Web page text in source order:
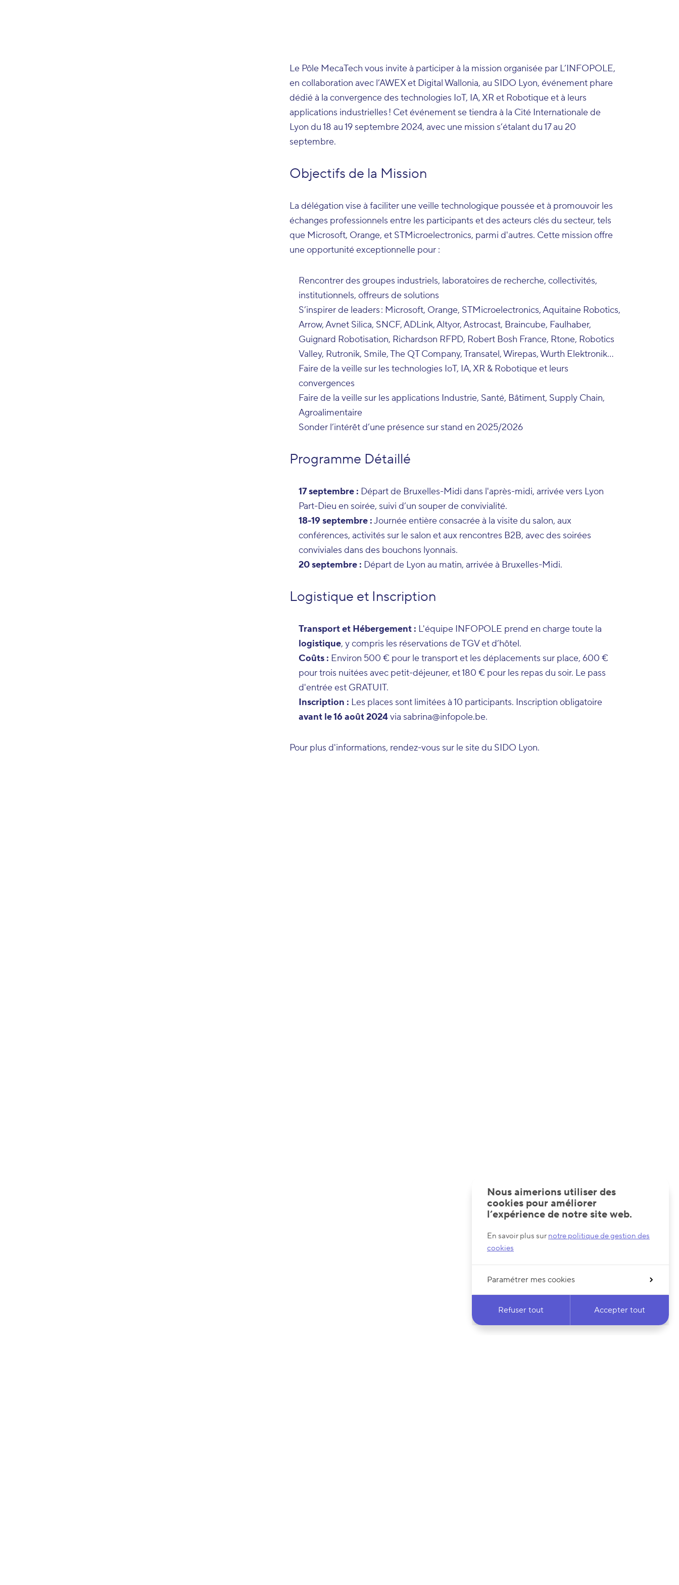
Le Pôle MecaTech vous invite à participer à la mission organisée par L’INFOPOLE,
en collaboration avec l’AWEX et Digital Wallonia, au SIDO Lyon, événement phare
dédié à la convergence des technologies IoT, IA, XR et Robotique et à leurs
applications industrielles ! Cet événement se tiendra à la Cité Internationale de
Lyon du 18 au 19 septembre 2024, avec une mission s’étalant du 17 au 20
septembre.
Objectifs de la Mission
La délégation vise à faciliter une veille technologique poussée et à promouvoir les
échanges professionnels entre les participants et des acteurs clés du secteur, tels
que Microsoft, Orange, et STMicroelectronics, parmi d'autres. Cette mission offre
une opportunité exceptionnelle pour :
Rencontrer des groupes industriels, laboratoires de recherche, collectivités,
institutionnels, offreurs de solutions
S’inspirer de leaders : Microsoft, Orange, STMicroelectronics, Aquitaine Robotics,
Arrow, Avnet Silica, SNCF, ADLink, Altyor, Astrocast, Braincube, Faulhaber,
Guignard Robotisation, Richardson RFPD, Robert Bosh France, Rtone, Robotics
Valley, Rutronik, Smile, The QT Company, Transatel, Wirepas, Wurth Elektronik…
Faire de la veille sur les technologies IoT, IA, XR & Robotique et leurs
convergences
Faire de la veille sur les applications Industrie, Santé, Bâtiment, Supply Chain,
Agroalimentaire
Sonder l’intérêt d’une présence sur stand en 2025/2026
Programme Détaillé
17 septembre : Départ de Bruxelles-Midi dans l'après-midi, arrivée vers Lyon
Part-Dieu en soirée, suivi d’un souper de convivialité.
18-19 septembre :Journée entière consacrée à la visite du salon, aux
conférences, activités sur le salon et aux rencontres B2B, avec des soirées
conviviales dans des bouchons lyonnais.
20 septembre : Départ de Lyon au matin, arrivée à Bruxelles-Midi.
Logistique et Inscription
Transport et Hébergement : L'équipe INFOPOLE prend en charge toute la
logistique, y compris les réservations de TGV et d’hôtel.
Coûts : Environ 500 € pour le transport et les déplacements sur place, 600 €
pour trois nuitées avec petit-déjeuner, et 180 € pour les repas du soir. Le pass
d'entrée est GRATUIT.
Inscription : Les places sont limitées à 10 participants. Inscription obligatoire
avant le 16 août 2024via sabrina@infopole.be.
Pour plus d'informations, rendez-vous sur le site du SIDO Lyon.
Nous aimerions utiliser des
cookies pour améliorer
l’expérience de notre site web.
En savoir plus sur notre politique de gestion des
cookies
Paramétrer mes cookies
Refuser tout Accepter tout